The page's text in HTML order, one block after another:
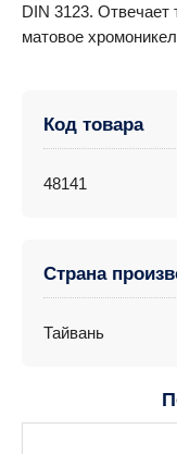
DIN 3123.
матовое
Код товара
48141
Страна
Тайвань